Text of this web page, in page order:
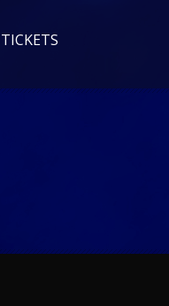
TICKETS